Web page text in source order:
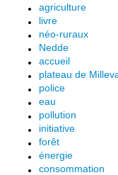
agriculture
livre
néo-ruraux
Nedde
accueil
plateau de
police
eau
pollution
initiative
forêt
énergie
consommation